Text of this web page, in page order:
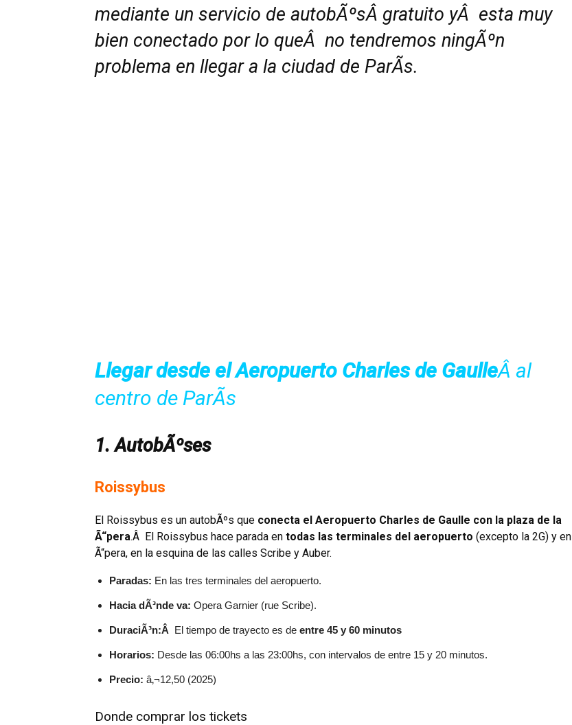
mediante un servicio de autobÃºsÂ gratuito yÂ esta muy
bien conectado por lo queÂ no tendremos ningÃºn
problema en llegar a la ciudad de ParÃ­s.
Llegar desde el Aeropuerto Charles de GaulleÂ al
centro de ParÃ­s
1. AutobÃºses
Roissybus
El Roissybus es un autobÃºs que conecta el Aeropuerto Charles de Gaulle con la plaza de la
Ã“pera.Â El Roissybus hace parada en todas las terminales del aeropuerto (excepto la 2G) y en
Ã“pera, en la esquina de las calles Scribe y Auber.
Paradas: En las tres terminales del aeropuerto.
Hacia dÃ³nde va: Opera Garnier (rue Scribe).
DuraciÃ³n:Â El tiempo de trayecto es de entre 45 y 60 minutos
Horarios: Desde las 06:00hs a las 23:00hs, con intervalos de entre 15 y 20 minutos.
Precio: â‚¬12,50 (2025)
Donde comprar los tickets